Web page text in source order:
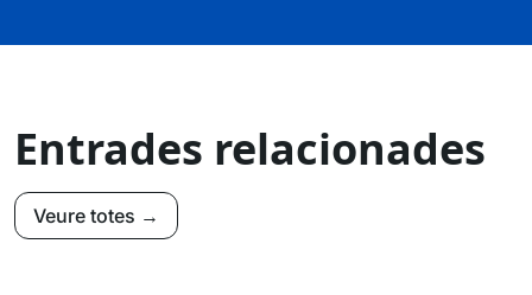
Entrades relacionades
Veure totes →